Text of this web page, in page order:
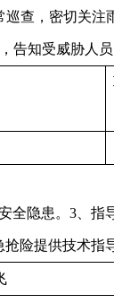
查，密切关
告知受威胁人员
全隐患。3、
险提供技术指